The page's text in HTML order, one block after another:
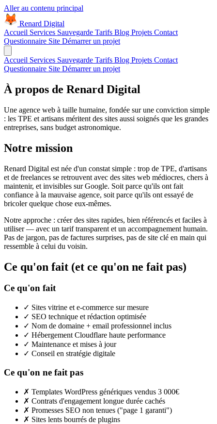
Aller au contenu principal
Renard Digital
Accueil Services Sauvegarde Tarifs Blog Projets Contact
Questionnaire Site Démarrer un projet
Accueil Services Sauvegarde Tarifs Blog Projets Contact
Questionnaire Site Démarrer un projet
À propos de Renard Digital
Une agence web à taille humaine, fondée sur une conviction simple
: les TPE et artisans méritent des sites aussi soignés que les grandes
entreprises, sans budget astronomique.
Notre mission
Renard Digital est née d'un constat simple : trop de TPE, d'artisans
et de freelances se retrouvent avec des sites web médiocres, chers à
maintenir, et invisibles sur Google. Soit parce qu'ils ont fait
confiance à la mauvaise agence, soit parce qu'ils ont essayé de
bricoler quelque chose eux-mêmes.
Notre approche : créer des sites rapides, bien référencés et faciles à
utiliser — avec un tarif transparent et un accompagnement humain.
Pas de jargon, pas de factures surprises, pas de site clé en main qui
ressemble à celui du voisin.
Ce qu'on fait (et ce qu'on ne fait pas)
Ce qu'on fait
✓ Sites vitrine et e-commerce sur mesure
✓ SEO technique et rédaction optimisée
✓ Nom de domaine + email professionnel inclus
✓ Hébergement Cloudflare haute performance
✓ Maintenance et mises à jour
✓ Conseil en stratégie digitale
Ce qu'on ne fait pas
✗ Templates WordPress génériques vendus 3 000€
✗ Contrats d'engagement longue durée cachés
✗ Promesses SEO non tenues ("page 1 garanti")
✗ Sites lents bourrés de plugins